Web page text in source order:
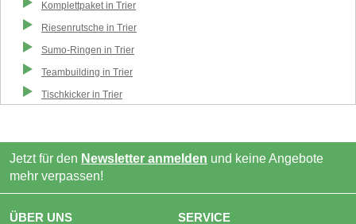
Komplettpaketin Trier
Riesenrutsche in Trier
Sumo-Ringen in Trier
Teambuilding in Trier
Tischkicker in Trier
Jetzt für den Newsletter anmelden und keine Angebote
mehr verpassen!
ÜBER UNS SERVICE